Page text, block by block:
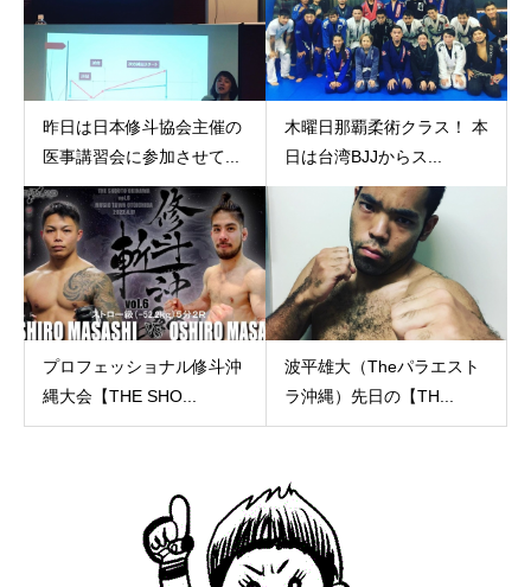
昨日は日本修斗協会主催の
医事講習会に参加させて...
木曜日那覇柔術クラス！ 本
日は台湾BJJからス...
プロフェッショナル修斗沖
縄大会【THE SHO...
波平雄大（Theパラエスト
ラ沖縄）先日の【TH...